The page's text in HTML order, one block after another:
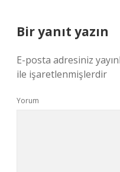
Bir yanıt yazın
E-posta adresiniz
ile işaretlenmişlerdir
Yorum